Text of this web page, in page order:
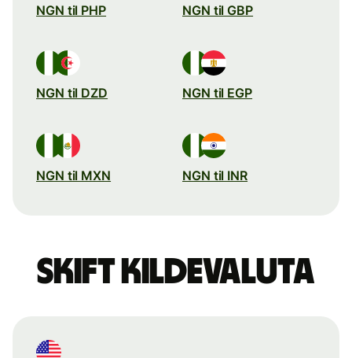
NGN til PHP NGN til GBP
NGN til DZD NGN til EGP
NGN til MXN NGN til INR
Skift kildevaluta